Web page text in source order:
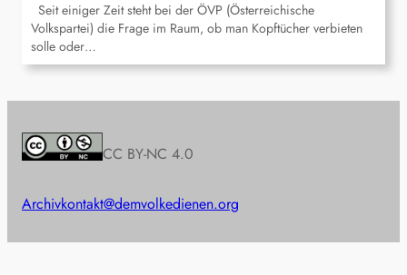
Seit einiger Zeit steht bei der ÖVP (Österreichische
Volkspartei) die Frage im Raum, ob man Kopftücher verbieten
solle oder…
CC BY-NC 4.0
Archivkontakt@demvolkedienen.org